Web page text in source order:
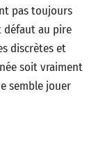
pas toujours
défaut au pire
discrètes et
soit vraiment
semble jouer